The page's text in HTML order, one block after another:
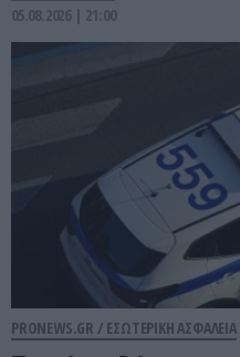
05.08.2026 | 21:00
PRONEWS.GR / ΕΣΩΤΕΡΙΚΗ ΑΣΦΑΛΕΙΑ